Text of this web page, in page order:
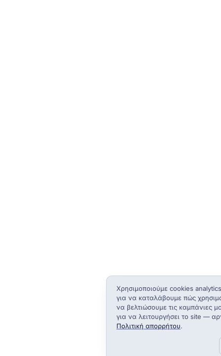
Χρησιμοποιούμε cookies
για να καταλάβουμε πώς
να βελτιώσουμε τις καμπάνιες
για να λειτουργήσει το site —
Πολιτική απορρήτου.